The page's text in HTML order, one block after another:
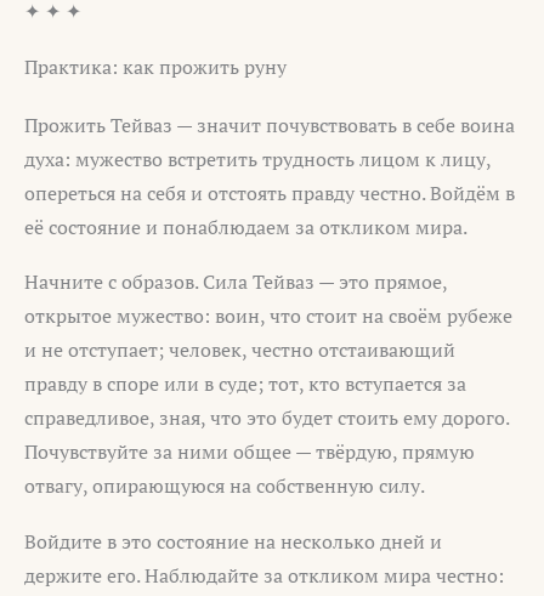
✦ ✦ ✦
Практика: как прожить руну
Прожить Тейваз — значит почувствовать в себе воина
духа: мужество встретить трудность лицом к лицу,
опереться на себя и отстоять правду честно. Войдём в
её состояние и понаблюдаем за откликом мира.
Начните с образов. Сила Тейваз — это прямое,
открытое мужество: воин, что стоит на своём рубеже
и не отступает; человек, честно отстаивающий
правду в споре или в суде; тот, кто вступается за
справедливое, зная, что это будет стоить ему дорого.
Почувствуйте за ними общее — твёрдую, прямую
отвагу, опирающуюся на собственную силу.
Войдите в это состояние на несколько дней и
держите его. Наблюдайте за откликом мира честно: